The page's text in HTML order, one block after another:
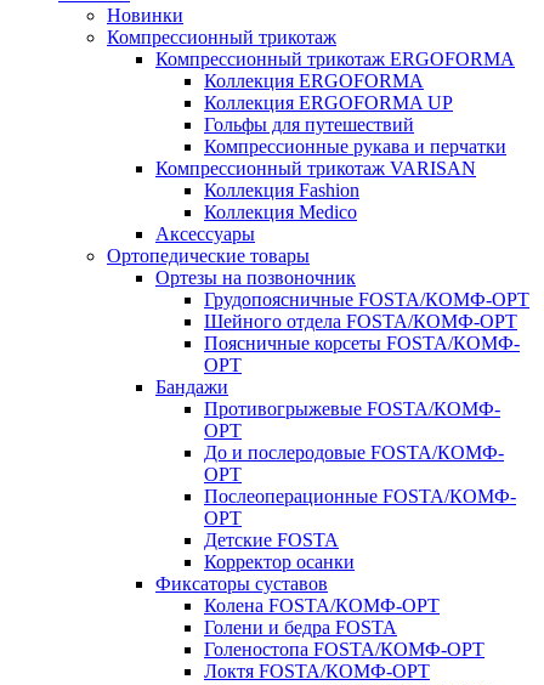
Новинки
Компрессионный трикотаж
Компрессионный трикотаж ERGOFORMA
Коллекция ERGOFORMA
Коллекция ERGOFORMA UP
Гольфы для путешествий
Компрессионные рукава и перчатки
Компрессионный трикотаж VARISAN
Коллекция Fashion
Коллекция Medico
Аксессуары
Ортопедические товары
Ортезы на позвоночник
Грудопоясничные FOSTA/КОМФ-ОРТ
Шейного отдела FOSTA/КОМФ-ОРТ
Поясничные корсеты FOSTA/КОМФ-
ОРТ
Бандажи
Противогрыжевые FOSTA/КОМФ-
ОРТ
До и послеродовые FOSTA/КОМФ-
ОРТ
Послеоперационные FOSTA/КОМФ-
ОРТ
Детские FOSTA
Корректор осанки
Фиксаторы суставов
Колена FOSTA/КОМФ-ОРТ
Голени и бедра FOSTA
Голеностопа FOSTA/КОМФ-ОРТ
Локтя FOSTA/КОМФ-ОРТ